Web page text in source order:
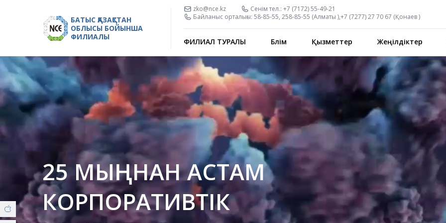
БАТЫС ҚАЗАҚСТАН
ОБЛЫСЫ БОЙЫНША
ФИЛИАЛЫ
zko@nce.kz Сенім тел.: +7 (7172) 55-49-21
Байланыс орталығы: 58-85-55, 258-85-55 (Алматы ),+7 (7277) 27 70 67 (Қонаев)
ФИЛИАЛ ТУРАЛЫ Бөлім Қызметтер Жеңілдіктер
25 МЫҢНАН АСТАМ
КОРПОРАТИВТІК